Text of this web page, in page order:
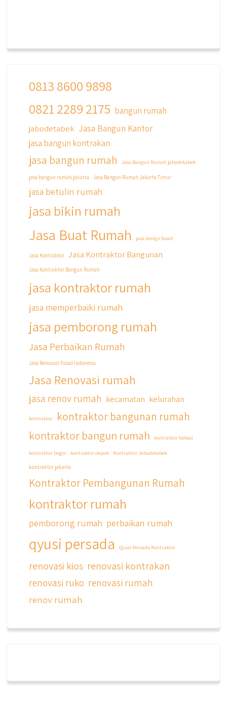
0813 8600 9898
0821 2289 2175 bangun rumah
jabodetabek Jasa Bangun Kantor
jasa bangun kontrakan
jasa bangun rumah Jasa Bangun Rumah jabodetabek
jasa bangun rumah jakarta Jasa Bangun Rumah Jakarta Timur
jasa betulin rumah
jasa bikin rumah
Jasa Buat Rumah jasa design fasad
Jasa Kontraktor Jasa Kontraktor Bangunan
Jasa Kontraktor Bangun Rumah
jasa kontraktor rumah
jasa memperbaiki rumah
jasa pemborong rumah
Jasa Perbaikan Rumah
Jasa Renovasi Fasad Indonesia
Jasa Renovasi rumah
jasa renov rumah kecamatan kelurahan
kontraktor
kontraktor bangunan rumah
kontraktor bangun rumah
kontraktor bekasi
kontraktor bogor kontraktor depok
Kontraktor Jabodetabek
kontraktor jakarta
Kontraktor Pembangunan Rumah
kontraktor rumah
pemborong rumah perbaikan rumah
qyusi persada Qyusi Persada Kontraktor
renovasi kios renovasi kontrakan
renovasi ruko renovasi rumah
renov rumah